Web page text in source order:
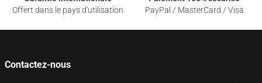
Offert dans le pays d'utilisation
PayPal / MasterCard / Visa
Contactez-nous